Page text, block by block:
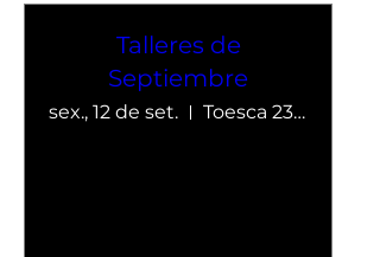
Talleres de
Septiembre
sex., 12 de set. Toesca 2366